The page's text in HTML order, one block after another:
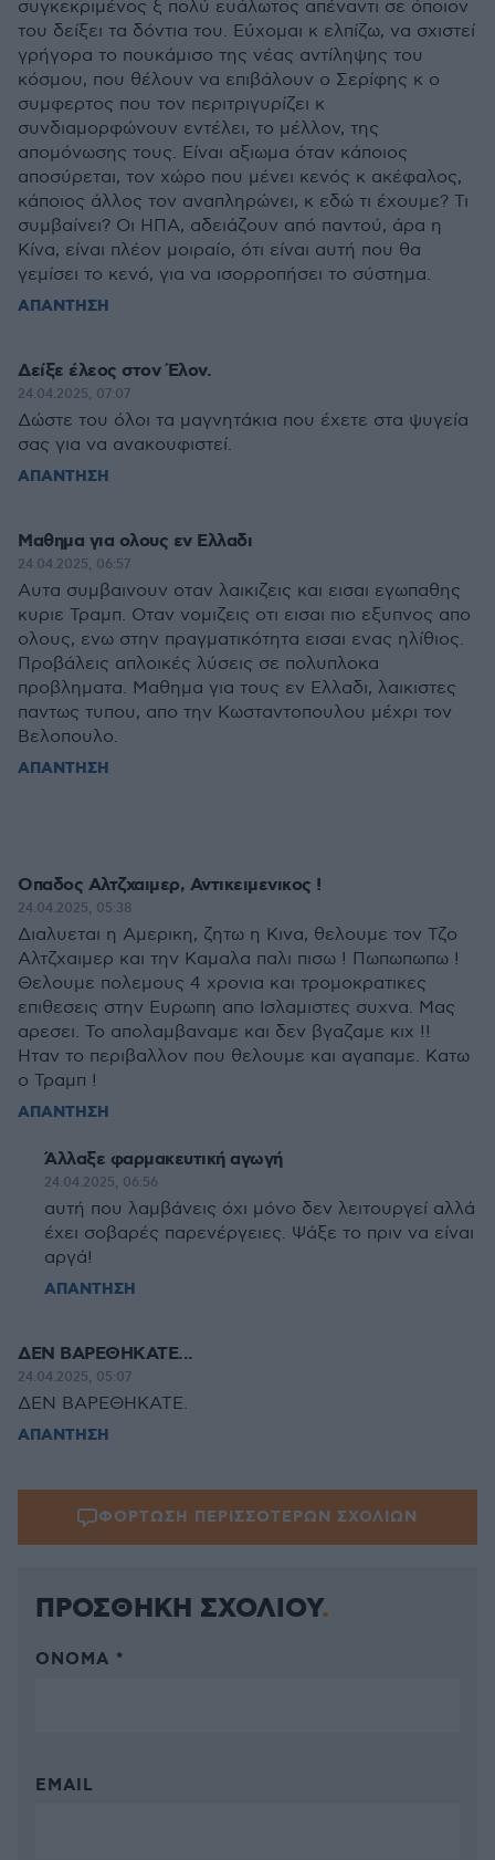
συγκεκριμένος ξ πολύ ευάλωτος απέναντι σε όποιον
του δείξει τα δόντια του. Εύχομαι κ ελπίζω, να σχιστεί
γρήγορα το πουκάμισο της νέας αντίληψης του
κόσμου, που θέλουν να επιβάλουν ο Σερίφης κ ο
συμφερτος που τον περιτριγυρίζει κ
συνδιαμορφώνουν εντέλει, το μέλλον, της
απομόνωσης τους. Είναι αξιωμα όταν κάποιος
αποσύρεται, τον χώρο που μένει κενός κ ακέφαλος,
κάποιος άλλος τον αναπληρώνει, κ εδώ τι έχουμε? Τι
συμβαίνει? Οι ΗΠΑ, αδειάζουν από παντού, άρα η
Κίνα, είναι πλέον μοιραίο, ότι είναι αυτή που θα
γεμίσει το κενό, για να ισορροπήσει το σύστημα.
ΑΠΑΝΤΗΣΗ
Δείξε έλεος στον Έλον.
24.04.2025, 07:07
Δώστε του όλοι τα μαγνητάκια που έχετε στα ψυγεία
σας για να ανακουφιστεί.
ΑΠΑΝΤΗΣΗ
Μαθημα για ολους εν Ελλαδι
24.04.2025, 06:57
Αυτα συμβαινουν οταν λαικιζεις και εισαι εγωπαθης
κυριε Τραμπ. Οταν νομιζεις οτι εισαι πιο εξυπνος απο
ολους, ενω στην πραγματικότητα εισαι ενας ηλίθιος.
Προβάλεις απλοικές λύσεις σε πολυπλοκα
προβληματα. Μαθημα για τους εν Ελλαδι, λαικιστες
παντως τυπου, απο την Κωσταντοπουλου μέχρι τον
Βελοπουλο.
ΑΠΑΝΤΗΣΗ
Οπαδος Αλτζχαιμερ, Αντικειμενικος !
24.04.2025, 05:38
Διαλυεται η Αμερικη, ζητω η Κινα, θελουμε τον Τζο
Αλτζχαιμερ και την Καμαλα παλι πισω ! Πωπωπωπω !
Θελουμε πολεμους 4 χρονια και τρομοκρατικες
επιθεσεις στην Ευρωπη απο Ισλαμιστες συχνα. Μας
αρεσει. Το απολαμβαναμε και δεν βγαζαμε κιχ !!
Ηταν το περιβαλλον που θελουμε και αγαπαμε. Κατω
ο Τραμπ !
ΑΠΑΝΤΗΣΗ
Άλλαξε φαρμακευτική αγωγή
24.04.2025, 06:56
αυτή που λαμβάνεις όχι μόνο δεν λειτουργεί αλλά
έχει σοβαρές παρενέργειες. Ψάξε το πριν να είναι
αργά!
ΑΠΑΝΤΗΣΗ
ΔΕΝ ΒΑΡΕΘΗΚΑΤΕ...
24.04.2025, 05:07
ΔΕΝ ΒΑΡΕΘΗΚΑΤΕ.
ΑΠΑΝΤΗΣΗ
ΦΟΡΤΩΣΗ ΠΕΡΙΣΣΟΤΕΡΩΝ ΣΧΟΛΙΩΝ
ΠΡΟΣΘΗΚΗ ΣΧΟΛΙΟΥ
ΌΝΟΜΑ *
EMAIL